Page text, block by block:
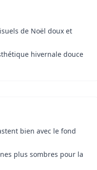
de Noël doux et
hivernale douce
bien avec le fond
plus sombres pour la